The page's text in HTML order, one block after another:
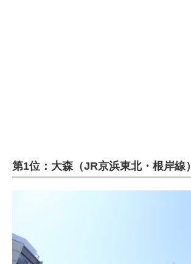
第1位：大森（JR京浜東北・根岸線）